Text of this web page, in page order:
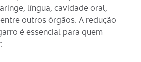
língua, cavidade oral,
outros órgãos. A redução
é essencial para quem